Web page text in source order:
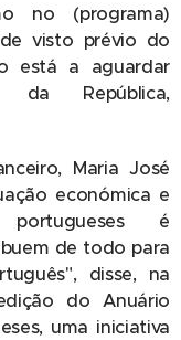
no (programa)
visto prévio do
está a aguardar
da República,
Maria José
económica e
é
de todo para
disse, na
do Anuário
uma iniciativa